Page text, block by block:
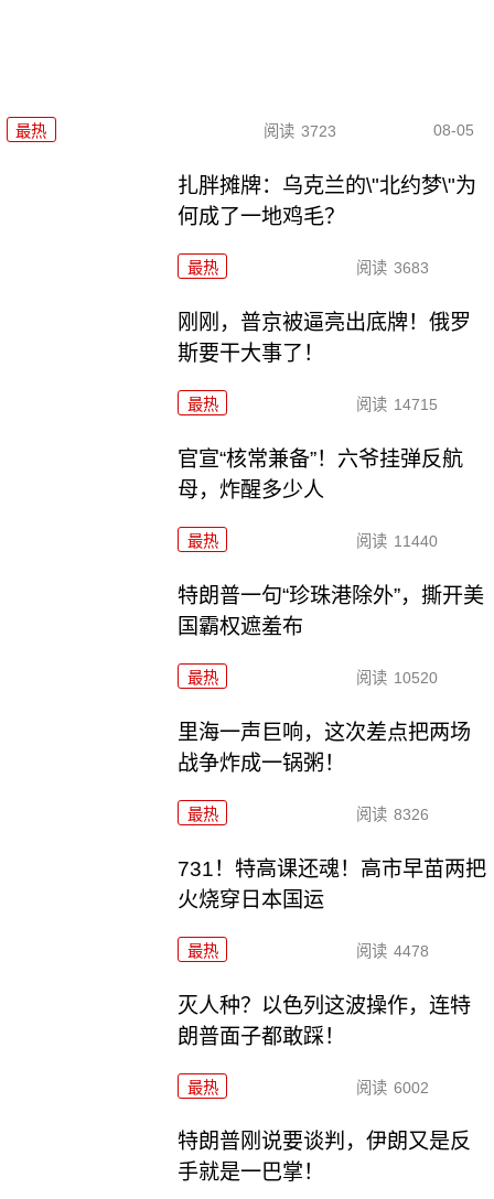
最热 阅读 3723 08-05
扎胖摊牌：乌克兰的\"北约梦\"为
何成了一地鸡毛？
最热 阅读 3683
刚刚，普京被逼亮出底牌！俄罗
斯要干大事了！
最热 阅读 14715
官宣“核常兼备”！六爷挂弹反航
母，炸醒多少人
最热 阅读 11440
特朗普一句“珍珠港除外”，撕开美
国霸权遮羞布
最热 阅读 10520
里海一声巨响，这次差点把两场
战争炸成一锅粥！
最热 阅读 8326
731！特高课还魂！高市早苗两把
火烧穿日本国运
最热 阅读 4478
灭人种？以色列这波操作，连特
朗普面子都敢踩！
最热 阅读 6002
特朗普刚说要谈判，伊朗又是反
手就是一巴掌！